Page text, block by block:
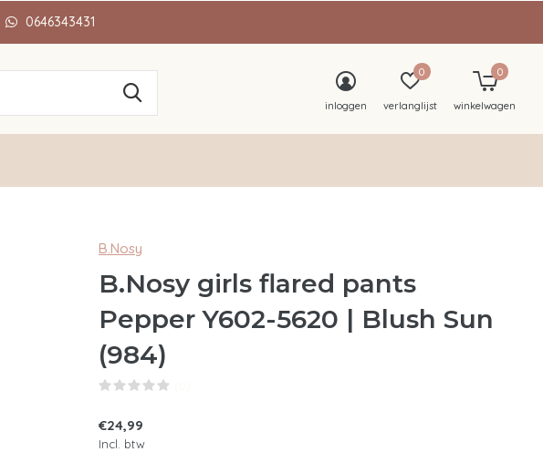
inloggen verlanglijst
0
winkelwagen
0
0646343431
B.Nosy
B.Nosy girls flared pants
Pepper Y602-5620 | Blush Sun
(984)
€24,99
Incl. btw